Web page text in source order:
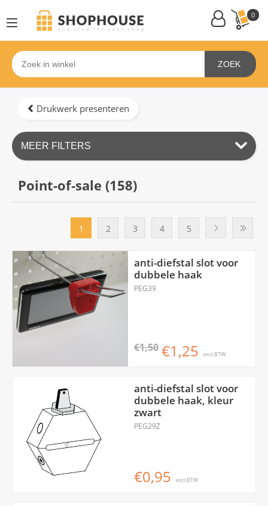
0
ZOEK
Drukwerk presenteren
MEER FILTERS
Point-of-sale (158)
1 2 3 4 5
anti-diefstal slot voor
dubbele haak
PEG39
€1,50 €1,25 excl.BTW
anti-diefstal slot voor
dubbele haak, kleur
zwart
PEG29Z
€0,95 excl.BTW